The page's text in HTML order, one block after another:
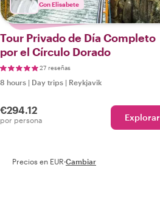
Con Elisabete
Tour Privado de Día Completo
por el Círculo Dorado
27 reseñas
8 hours | Day trips | Reykjavik
€294.12
por persona Explorar
Precios en EUR·Cambiar